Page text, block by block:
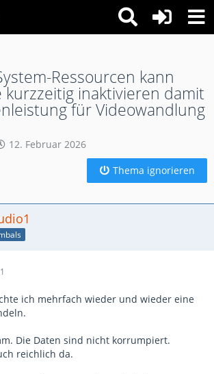
Ressourcen kann
kurzzeitig inaktivieren damit
für Videowandlung
12. Februar 2026
Thema ignorieren
ich mehrfach wieder und wieder eine
Die Daten sind nicht korrumpiert.
reichlich da.